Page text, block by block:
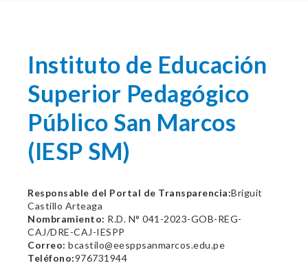
Instituto de Educación
Superior Pedagógico
Público San Marcos
(IESP SM)
Responsable del Portal de Transparencia:Briguit
Castillo Arteaga
Nombramiento: R.D. N° 041-2023-GOB-REG-
CAJ/DRE-CAJ-IESPP
Correo: bcastilo@eesppsanmarcos.edu.pe
Teléfono:976731944